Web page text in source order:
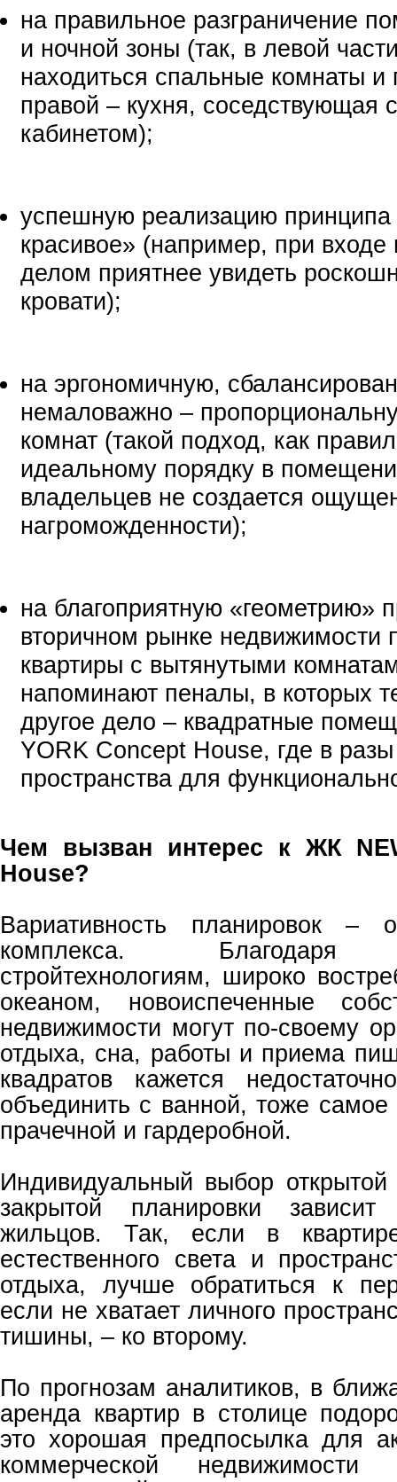
на правильное разграничение
и ночной зоны (так, в левой
находиться спальные комнаты и
правой – кухня, соседствующая
кабинетом);
успешную реализацию принципа
красивое» (например, при
делом приятнее увидеть
кровати);
на эргономичную,
немаловажно –
комнат (такой подход, как
идеальному порядку в
владельцев не создается
нагроможденности);
на благоприятную «геометрию»
вторичном рынке недвижимости
квартиры с вытянутыми
напоминают пеналы, в которых
другое дело – квадратные
YORK Concept House, где в
пространства для
Чем вызван интерес к ЖК
House?
Вариативность планировок –
комплекса. Благодаря
стройтехнологиям, широко
океаном, новоиспеченные
недвижимости могут по-своему
отдыха, сна, работы и приема
квадратов кажется
объединить с ванной, тоже самое
прачечной и гардеробной.
Индивидуальный выбор
закрытой планировки зависит
жильцов. Так, если в
естественного света и
отдыха, лучше обратиться к
если не хватает личного
тишины, – ко второму.
По прогнозам аналитиков, в
аренда квартир в столице
это хорошая предпосылка для
коммерческой недвижимости